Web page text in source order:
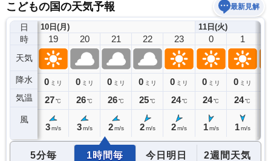
こどもの国の天気予報 最新見解
日
時
天気
降水
気温
風
10日(月)
18
0ミリ
28℃
19
0 ミリ
27℃
3 m/s
20
0 ミリ
26℃
3 m/s
21
0 ミリ
26℃
2 m/s
22
0 ミリ
25℃
2 m/s
23
0 ミリ
24 ℃
2m/s
11日(火)
0
0 ミリ
24℃
1 m/s
1
0 ミリ
24℃
1 m/s
5分毎 1時間毎 今日明日 2週間天気